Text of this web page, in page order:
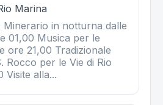
Marina
in notturna dalle
01,00 Musica per le
ore 21,00 Tradizionale
Rocco per le Vie di Rio
Visite alla...